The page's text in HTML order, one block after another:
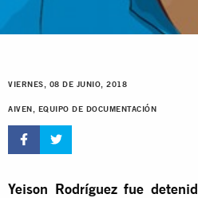
VIERNES, 08 DE JUNIO, 2018
AIVEN, EQUIPO DE DOCUMENTACIÓN
Yeison Rodríguez fue